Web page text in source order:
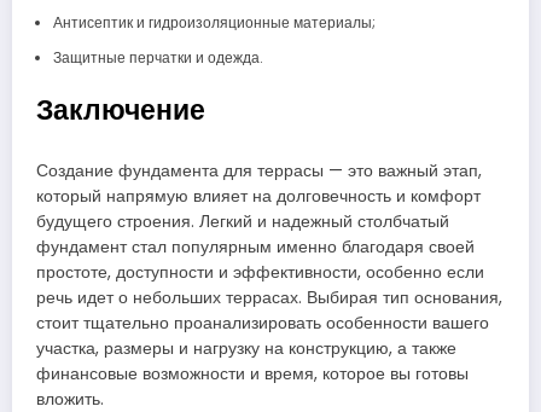
Антисептик и гидроизоляционные материалы;
Защитные перчатки и одежда.
Заключение
Создание фундамента для террасы — это важный этап,
который напрямую влияет на долговечность и комфорт
будущего строения. Легкий и надежный столбчатый
фундамент стал популярным именно благодаря своей
простоте, доступности и эффективности, особенно если
речь идет о небольших террасах. Выбирая тип основания,
стоит тщательно проанализировать особенности вашего
участка, размеры и нагрузку на конструкцию, а также
финансовые возможности и время, которое вы готовы
вложить.